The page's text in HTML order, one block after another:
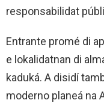
responsabilidat
Entrante promé di
e lokalidatnan di
kaduká. A disidí
moderno planeá na